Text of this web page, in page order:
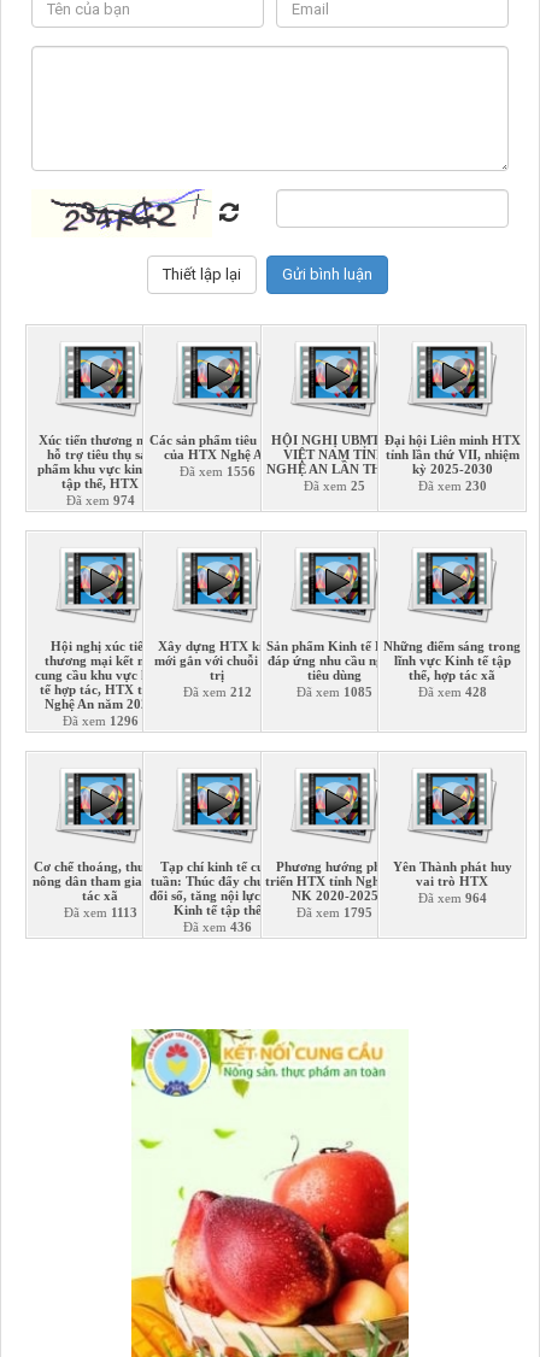
Xúc tiến thương mại,
hỗ trợ tiêu thụ sản
phẩm khu vực kinh tế
tập thể, HTX
Đã xem 974
Các sản phẩm tiêu biểu
của HTX Nghệ An
Đã xem 1556
HỘI NGHỊ UBMTTQ
VIỆT NAM TỈNH
NGHỆ AN LẦN THỨ 3
Đã xem25
Đại hội Liên minh HTX
tỉnh lần thứ VII, nhiệm
kỳ 2025-2030
Đã xem 230
Hội nghị xúc tiến
thương mại kết nối
cung cầu khu vực kinh
tế hợp tác, HTX tỉnh
Nghệ An năm 2022
Đã xem 1296
Xây dựng HTX kiểu
mới gắn với chuỗi giá
trị
Đã xem 212
Sản phẩm Kinh tế HTX
đáp ứng nhu cầu người
tiêu dùng
Đã xem 1085
Những điểm sáng trong
lĩnh vực Kinh tế tập
thể, hợp tác xã
Đã xem 428
Cơ chế thoáng, thu hút
nông dân tham gia hợp
tác xã
Đã xem 1113
Tạp chí kinh tế cuối
tuần: Thúc đẩy chuyển
đổi số, tăng nội lực cho
Kinh tế tập thể
Đã xem 436
Phương hướng phát
triển HTX tỉnh Nghệ An
NK 2020-2025
Đã xem 1795
Yên Thành phát huy
vai trò HTX
Đã xem 964